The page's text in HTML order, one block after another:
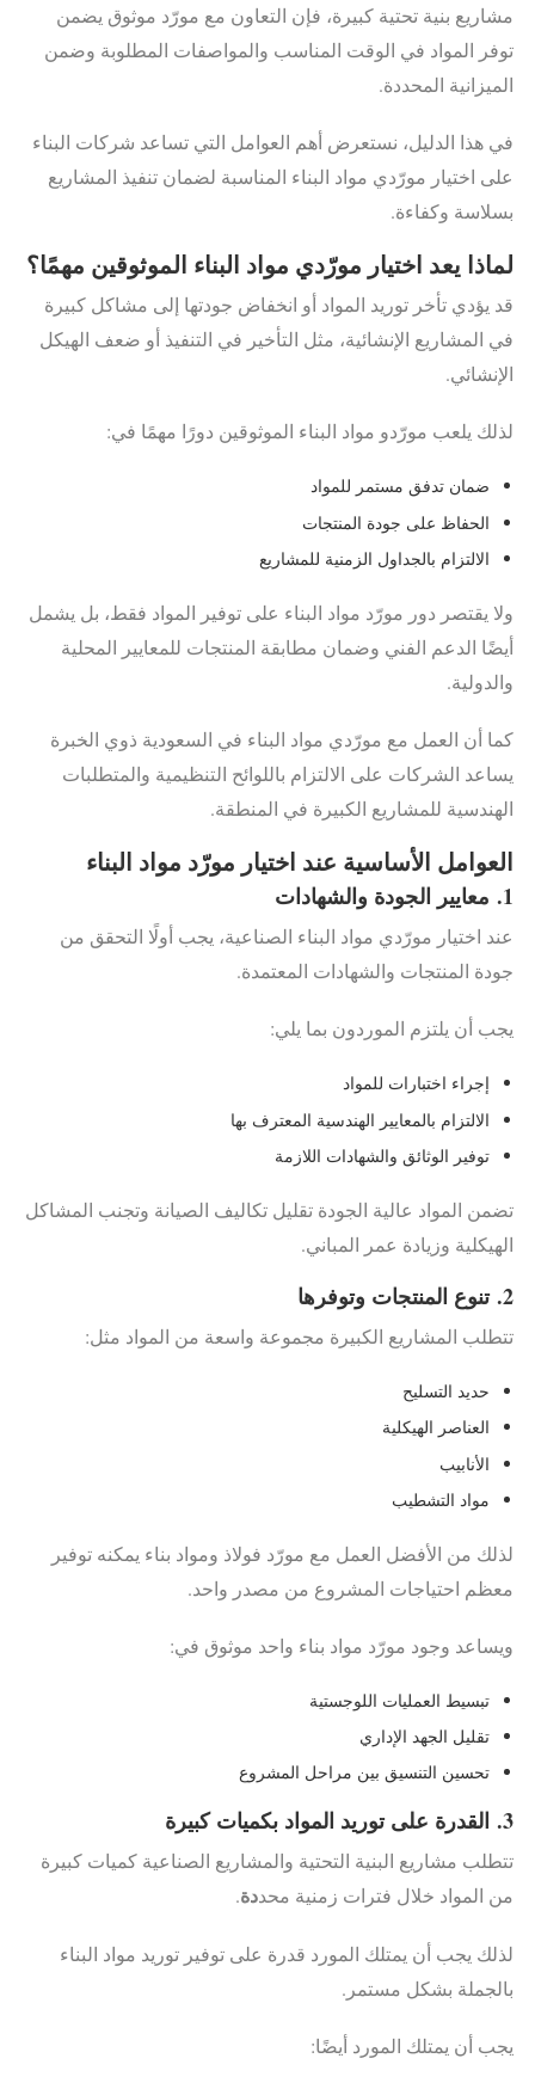
مشاريع بنية تحتية كبيرة، فإن التعاون مع مورّد موثوق يضمن
توفر المواد في الوقت المناسب والمواصفات المطلوبة وضمن
الميزانية المحددة.
في هذا الدليل، نستعرض أهم العوامل التي تساعد شركات البناء
على اختيار مورّدي مواد البناء المناسبة لضمان تنفيذ المشاريع
بسلاسة وكفاءة.
لماذا يعد اختيار مورّدي مواد البناء الموثوقين مهمًا؟
قد يؤدي تأخر توريد المواد أو انخفاض جودتها إلى مشاكل كبيرة
في المشاريع الإنشائية، مثل التأخير في التنفيذ أو ضعف الهيكل
الإنشائي.
لذلك يلعب مورّدو مواد البناء الموثوقين دورًا مهمًا في:
ضمان تدفق مستمر للمواد
الحفاظ على جودة المنتجات
الالتزام بالجداول الزمنية للمشاريع
ولا يقتصر دور مورّد مواد البناء على توفير المواد فقط، بل يشمل
أيضًا الدعم الفني وضمان مطابقة المنتجات للمعايير المحلية
والدولية.
كما أن العمل مع مورّدي مواد البناء في السعودية ذوي الخبرة
يساعد الشركات على الالتزام باللوائح التنظيمية والمتطلبات
الهندسية للمشاريع الكبيرة في المنطقة.
العوامل الأساسية عند اختيار مورّد مواد البناء
1. معايير الجودة والشهادات
عند اختيار مورّدي مواد البناء الصناعية، يجب أولًا التحقق من
جودة المنتجات والشهادات المعتمدة.
يجب أن يلتزم الموردون بما يلي:
إجراء اختبارات للمواد
الالتزام بالمعايير الهندسية المعترف بها
توفير الوثائق والشهادات اللازمة
تضمن المواد عالية الجودة تقليل تكاليف الصيانة وتجنب المشاكل
الهيكلية وزيادة عمر المباني.
2. تنوع المنتجات وتوفرها
تتطلب المشاريع الكبيرة مجموعة واسعة من المواد مثل:
حديد التسليح
العناصر الهيكلية
الأنابيب
مواد التشطيب
لذلك من الأفضل العمل مع مورّد فولاذ ومواد بناء يمكنه توفير
معظم احتياجات المشروع من مصدر واحد.
ويساعد وجود مورّد مواد بناء واحد موثوق في:
تبسيط العمليات اللوجستية
تقليل الجهد الإداري
تحسين التنسيق بين مراحل المشروع
3. القدرة على توريد المواد بكميات كبيرة
تتطلب مشاريع البنية التحتية والمشاريع الصناعية كميات كبيرة
من المواد خلال فترات زمنية محددة.
لذلك يجب أن يمتلك المورد قدرة على توفير توريد مواد البناء
بالجملة بشكل مستمر.
يجب أن يمتلك المورد أيضًا: